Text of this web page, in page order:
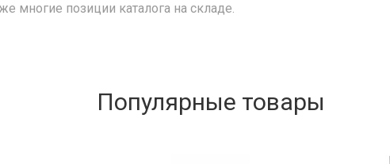
многие позиции каталога на складе.
Популярные товары